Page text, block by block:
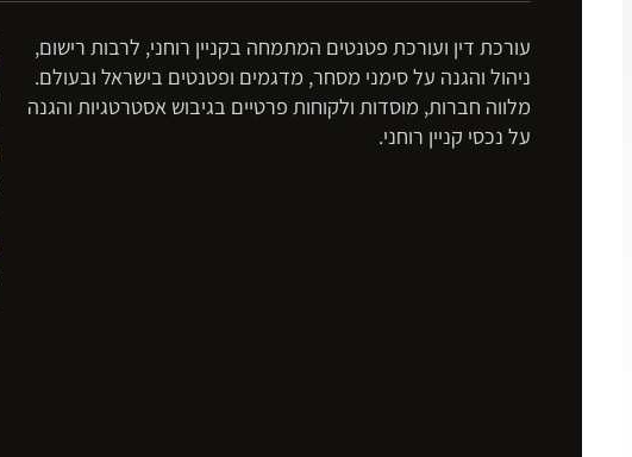
עורכת דין ועורכת פטנטים המתמחה בקניין רוחני, לרבות רישום,
ניהול והגנה על סימני מסחר, מדגמים ופטנטים בישראל ובעולם.
מלווה חברות, מוסדות ולקוחות פרטיים בגיבוש אסטרטגיות והגנה
על נכסי קניין רוחני.